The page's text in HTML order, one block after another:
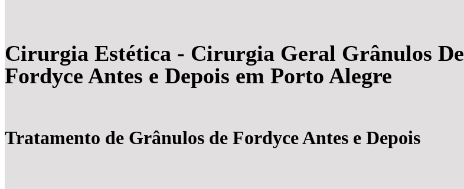
Cirurgia Estética - Cirurgia Geral Grânulos De
Fordyce Antes e Depois em Porto Alegre
Tratamento de Grânulos de Fordyce Antes e Depois